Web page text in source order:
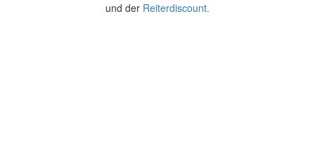
und der Reiterdiscount.